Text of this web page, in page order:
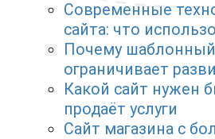
Современные
сайта: что
Почему
ограничивает
Какой сайт нужен
продаёт услуги
Сайт магазина с